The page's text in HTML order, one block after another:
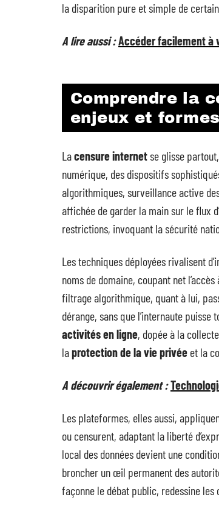
la disparition pure et simple de
A lire aussi :Accéder facilement à
Comprendre la
enjeux et
Lacensure internetse glisse
numérique, des dispositifs
algorithmiques, surveillance active
affichée de garder la main sur le flux
restrictions, invoquant la sécurité
Les techniques déployées rivalisent
noms de domaine, coupant net
filtrage algorithmique, quant à lui,
dérange, sans que l’internaute puisse
activités en ligne, dopée à la
laprotection de la vie privée et la
A découvrir également :
Les plateformes, elles aussi,
ou censurent, adaptant la liberté
local des données devient une
broncher un œil permanent des
façonne le débat public, redessine